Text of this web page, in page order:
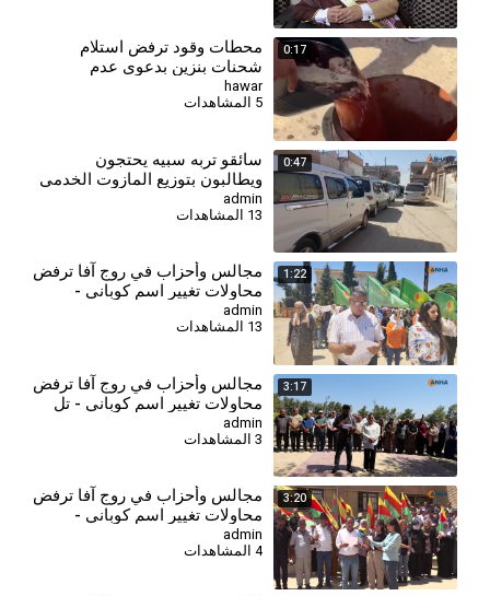
0:17
محطات وقود ترفض استلام
شحنات بنزين بدعوى عدم
مطابقتها للمواصفات
hawar
5 المشاهدات
0:47
سائقو تربه سبيه يحتجون
ويطالبون بتوزيع المازوت الخدمي
admin
1:22
مجالس وأحزاب في روج آفا ترفض
محاولات تغيير اسم كوباني -
زركان
admin
3:17
⁣مجالس وأحزاب في روج آفا ترفض
محاولات تغيير اسم كوباني - تل
تمر
admin
3 المشاهدات
3:20
⁣مجالس وأحزاب في روج آفا ترفض
محاولات تغيير اسم كوباني -
الحسكة
admin